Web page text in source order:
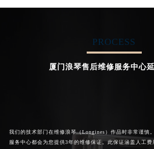

PROCESS
厦门浪琴售后维修服务中心
我们的技术部门在维修浪琴（Longines）作品时非常谨慎
服务中心都会为您提供3年的维修保证。此保证涵盖人工